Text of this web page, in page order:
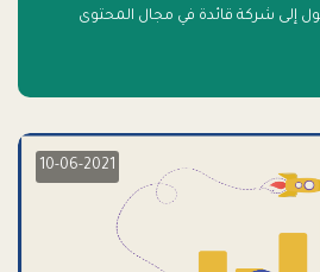
إلى شركة قائدة في مجال المحتوى
10-06-2021